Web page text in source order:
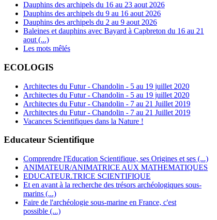
Dauphins des archipels du 16 au 23 aout 2026
Dauphins des archipels du 9 au 16 aout 2026
Dauphins des archipels du 2 au 9 aout 2026
Baleines et dauphins avec Bayard à Capbreton du 16 au 21
aout (...)
Les mots mêlés
ECOLOGIS
Architectes du Futur - Chandolin - 5 au 19 juillet 2020
Architectes du Futur - Chandolin - 5 au 19 juillet 2020
Architectes du Futur - Chandolin - 7 au 21 Juillet 2019
Architectes du Futur - Chandolin - 7 au 21 Juillet 2019
Vacances Scientifiques dans la Nature !
Educateur Scientifique
Comprendre l'Education Scientifique, ses Origines et ses (...)
ANIMATEUR/ANIMATRICE AUX MATHEMATIQUES
EDUCATEUR.TRICE SCIENTIFIQUE
Et en avant à la recherche des trésors archéologiques sous-
marins (...)
Faire de l'archéologie sous-marine en France, c'est
possible (...)